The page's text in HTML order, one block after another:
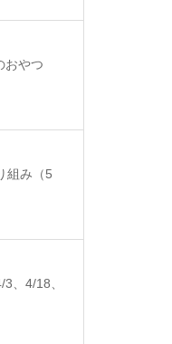
おやつ
組み（5
、4/18、